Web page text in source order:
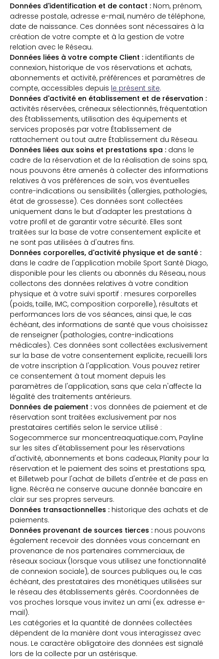
Données d'identification et de contact : Nom, prénom,
adresse postale, adresse e-mail, numéro de téléphone,
date de naissance. Ces données sont nécessaires à la
création de votre compte et à la gestion de votre
relation avec le Réseau.
Données liées à votre compte Client : identifiants de
connexion, historique de vos réservations et achats,
abonnements et activité, préférences et paramètres de
compte, accessibles depuis le présent site.
Données d'activité en établissement et de réservation :
activités réservées, créneaux sélectionnés, fréquentation
des Établissements, utilisation des équipements et
services proposés par votre Établissement de
rattachement ou tout autre Établissement du Réseau.
Données liées aux soins et prestations spa : dans le
cadre de la réservation et de la réalisation de soins spa,
nous pouvons être amenés à collecter des informations
relatives à vos préférences de soin, vos éventuelles
contre-indications ou sensibilités (allergies, pathologies,
état de grossesse). Ces données sont collectées
uniquement dans le but d'adapter les prestations à
votre profil et de garantir votre sécurité. Elles sont
traitées sur la base de votre consentement explicite et
ne sont pas utilisées à d'autres fins.
Données corporelles, d'activité physique et de santé :
dans le cadre de l'application mobile Sport Santé Diago,
disponible pour les clients ou abonnés du Réseau, nous
collectons des données relatives à votre condition
physique et à votre suivi sportif : mesures corporelles
(poids, taille, IMC, composition corporelle), résultats et
performances lors de vos séances, ainsi que, le cas
échéant, des informations de santé que vous choisissez
de renseigner (pathologies, contre-indications
médicales). Ces données sont collectées exclusivement
sur la base de votre consentement explicite, recueilli lors
de votre inscription à l'application. Vous pouvez retirer
ce consentement à tout moment depuis les
paramètres de l'application, sans que cela n'affecte la
légalité des traitements antérieurs.
Données de paiement : vos données de paiement et de
réservation sont traitées exclusivement par nos
prestataires certifiés selon le service utilisé :
Sogecommerce sur moncentreaquatique.com, Payline
sur les sites d'établissement pour les réservations
d'activité, abonnements et bons cadeaux, Planity pour la
réservation et le paiement des soins et prestations spa,
et Billetweb pour l'achat de billets d'entrée et de pass en
ligne. Récréa ne conserve aucune donnée bancaire en
clair sur ses propres serveurs.
Données transactionnelles : historique des achats et de
paiements.
Données provenant de sources tierces : nous pouvons
également recevoir des données vous concernant en
provenance de nos partenaires commerciaux, de
réseaux sociaux (lorsque vous utilisez une fonctionnalité
de connexion sociale), de sources publiques ou, le cas
échéant, des prestataires des monétiques utilisées sur
le réseau des établissements gérés. Coordonnées de
vos proches lorsque vous invitez un ami (ex. adresse e-
mail).
Les catégories et la quantité de données collectées
dépendent de la manière dont vous interagissez avec
nous. Le caractère obligatoire des données est signalé
lors de la collecte par un astérisque.